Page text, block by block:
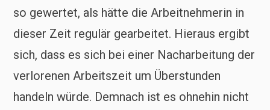
so gewertet, als hätte die Arbeitnehmerin in
dieser Zeit regulär gearbeitet. Hieraus ergibt
sich, dass es sich bei einer Nacharbeitung der
verlorenen Arbeitszeit um Überstunden
handeln würde. Demnach ist es ohnehin nicht